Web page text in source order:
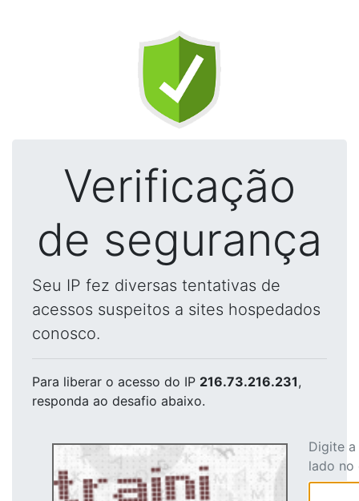
Verificação
de segurança
Seu IP fez diversas tentativas de
acessos suspeitos a sites hospedados
conosco.
Para liberar o acesso do IP 216.73.216.231,
responda ao desafio abaixo.
Digite
lado no